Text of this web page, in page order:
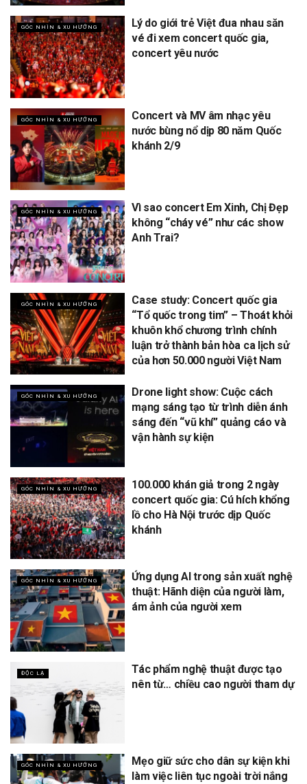
GÓC NHÌN & XU HƯỚNG
Lý do giới trẻ Việt đua nhau săn
vé đi xem concert quốc gia,
concert yêu nước
GÓC NHÌN & XU HƯỚNG
Concert và MV âm nhạc yêu
nước bùng nổ dịp 80 năm Quốc
khánh 2/9
GÓC NHÌN & XU HƯỚNG
Vì sao concert Em Xinh, Chị Đẹp
không “cháy vé” như các show
Anh Trai?
GÓC NHÌN & XU HƯỚNG
Case study: Concert quốc gia
“Tổ quốc trong tim” – Thoát khỏi
khuôn khổ chương trình chính
luận trở thành bản hòa ca lịch sử
của hơn 50.000 người Việt Nam
GÓC NHÌN & XU HƯỚNG
Drone light show: Cuộc cách
mạng sáng tạo từ trình diễn ánh
sáng đến “vũ khí” quảng cáo và
vận hành sự kiện
GÓC NHÌN & XU HƯỚNG
100.000 khán giả trong 2 ngày
concert quốc gia: Cú hích khổng
lồ cho Hà Nội trước dịp Quốc
khánh
GÓC NHÌN & XU HƯỚNG
Ứng dụng AI trong sản xuất nghệ
thuật: Hãnh diện của người làm,
ám ảnh của người xem
ĐỘC LẠ
Tác phẩm nghệ thuật được tạo
nên từ… chiều cao người tham dự
GÓC NHÌN & XU HƯỚNG
Mẹo giữ sức cho dân sự kiện khi
làm việc liên tục ngoài trời nắng